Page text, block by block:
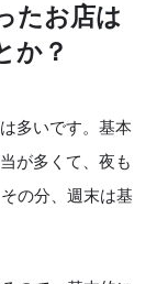
たお店は
か？
多いです。基本
が多くて、夜も
の分、週末は基